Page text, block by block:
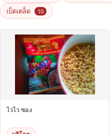
เบ็ดเตล็ด 10
ไวไว ซอง